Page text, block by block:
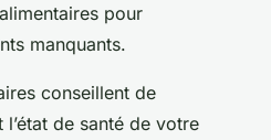
pour
manquants.
conseillent de
de santé de votre